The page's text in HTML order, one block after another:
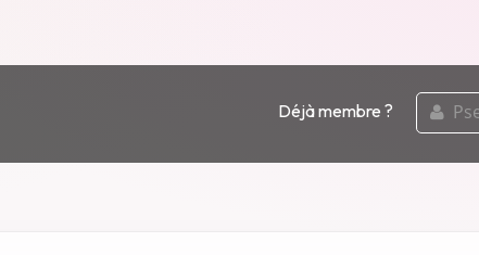
Déjà membre ?
pseudo
ou
email